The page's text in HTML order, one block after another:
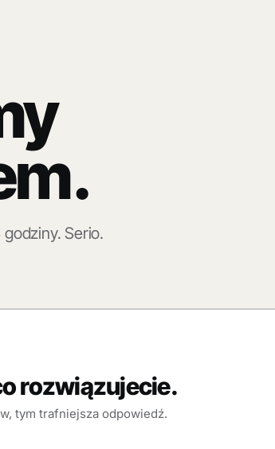
Serio.
rozwiązujecie.
tym trafniejsza odpowiedź.